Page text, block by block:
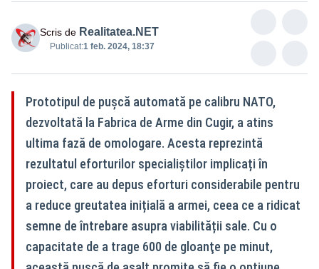
Scris de Realitatea.NET
Publicat:1 feb. 2024, 18:37
Prototipul de puşcă automată pe calibru NATO,
dezvoltată la Fabrica de Arme din Cugir, a atins
ultima fază de omologare. Acesta reprezintă
rezultatul eforturilor specialiștilor implicați în
proiect, care au depus eforturi considerabile pentru
a reduce greutatea inițială a armei, ceea ce a ridicat
semne de întrebare asupra viabilității sale. Cu o
capacitate de a trage 600 de gloanţe pe minut,